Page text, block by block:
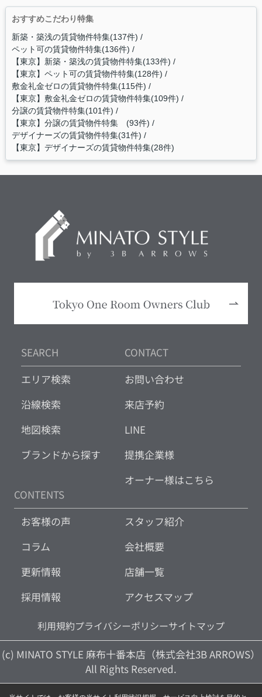
おすすめこだわり特集
新築・築浅の賃貸物件特集(137件)
ペット可の賃貸物件特集(136件)
【東京】新築・築浅の賃貸物件特集(133件)
【東京】ペット可の賃貸物件特集(128件)
敷金礼金ゼロの賃貸物件特集(115件)
【東京】敷金礼金ゼロの賃貸物件特集(109件)
分譲の賃貸物件特集(101件)
【東京】分譲の賃貸物件特集 (93件)
デザイナーズの賃貸物件特集(31件)
【東京】デザイナーズの賃貸物件特集(28件)
SEARCH
エリア検索
沿線検索
地図検索
ブランドから探す
CONTACT
お問い合わせ
来店予約
LINE
提携企業様
オーナー様はこちら
CONTENTS
お客様の声
コラム
更新情報
採用情報
スタッフ紹介
会社概要
店舗一覧
アクセスマップ
利用規約プライバシーポリシーサイトマップ
(c) MINATO STYLE 麻布十番本店（株式会社3B ARROWS）
All Rights Reserved.